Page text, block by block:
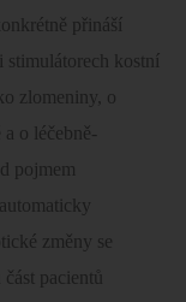
přináší
stimulátorech kostní
zlomeniny, o
o léčebně-
pojmem
změny se
pacientů